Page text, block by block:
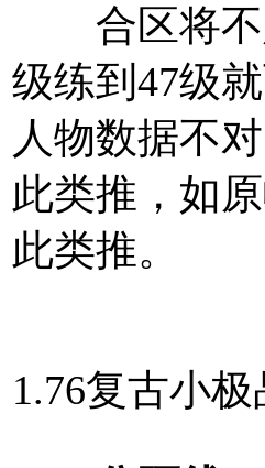
合区将不
级练到47级
人物数据不
此类推，如
此类推。
1.76复古小